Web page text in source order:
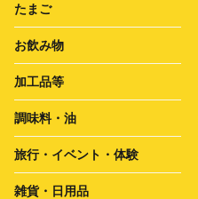
たまご
お飲み物
加工品等
調味料・油
旅行・イベント・体験
雑貨・日用品